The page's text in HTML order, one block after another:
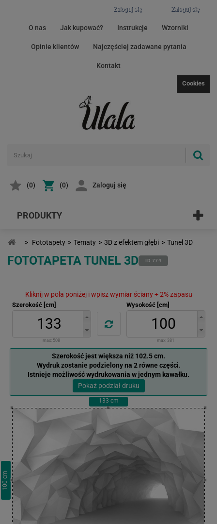
Zaloguj się
Zaloguj się
O nas Jak kupować? Instrukcje Wzorniki
Opinie klientów Najczęściej zadawane pytania
Kontakt
Cookies
(0) (0) Zaloguj się
PRODUKTY
> Fototapety > Tematy > 3D z efektem głębi > Tunel 3D
FOTOTAPETA TUNEL 3D ID 774
Kliknij w pola poniżej i wpisz wymiar ściany + 2% zapasu
Szerokość [cm]
max: 508
Wysokość [cm]
max: 381
Szerokość jest większa niż 102.5 cm.
Wydruk zostanie podzielony na 2 równe części.
Istnieje możliwość wydrukowania w jednym kawałku.
Pokaż podział druku
133 cm
100
cm